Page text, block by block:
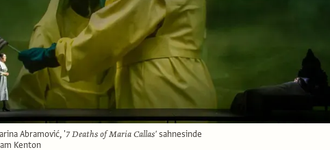
Abramović, '7 Deaths of Maria Callas'sahnesinde
Kenton